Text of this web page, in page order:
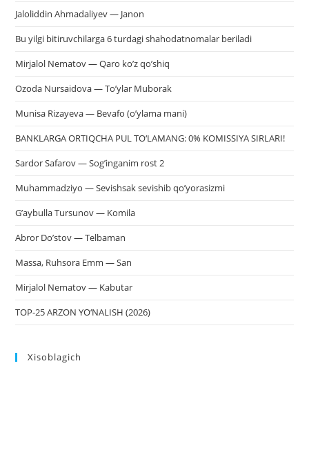
Jaloliddin Ahmadaliyev — Janon
Bu yilgi bitiruvchilarga 6 turdagi shahodatnomalar beriladi
Mirjalol Nematov — Qaro ko’z qo’shiq
Ozoda Nursaidova — To’ylar Muborak
Munisa Rizayeva — Bevafo (o’ylama mani)
BANKLARGA ORTIQCHA PUL TO‘LAMANG: 0% KOMISSIYA SIRLARI!
Sardor Safarov — Sog’inganim rost 2
Muhammadziyo — Sevishsak sevishib qo’yorasizmi
G’aybulla Tursunov — Komila
Abror Do’stov — Telbaman
Massa, Ruhsora Emm — San
Mirjalol Nematov — Kabutar
TOP-25 ARZON YO‘NALISH (2026)
Xisoblagich